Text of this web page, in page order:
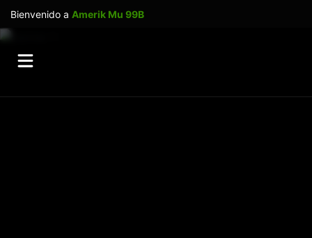
Bienvenido a Amerik Mu 99B